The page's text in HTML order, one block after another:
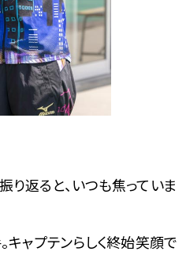
返ると、いつも焦っていま
ャプテンらしく終始笑顔で